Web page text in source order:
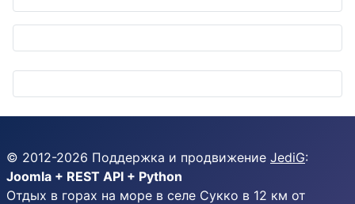
© 2012-2026 Поддержка и продвижение JediG:
Joomla + REST API + Python
Отдых в горах на море в селе Сукко в 12 км от